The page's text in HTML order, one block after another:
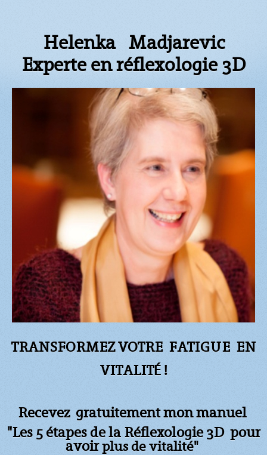
Helenka Madjarevic
Experte en réflexologie 3D
TRANSFORMEZ VOTRE FATIGUE EN
VITALITÉ !
Recevez gratuitement mon manuel
"Les 5 étapes de la Réflexologie 3D pour
avoirplus de vitalité"